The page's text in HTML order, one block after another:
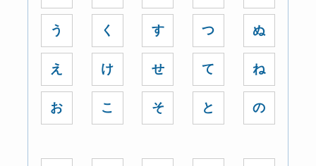
う
え
お
く
け
こ
す
せ
そ
つ
て
と
ぬ
ね
の